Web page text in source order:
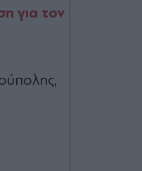
για τον